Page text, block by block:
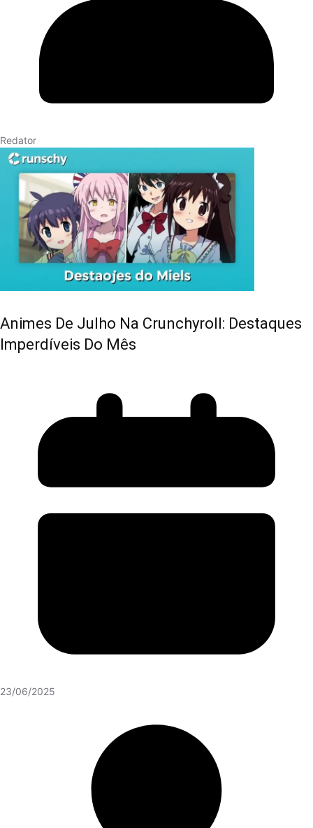
Redator
Animes De Julho Na Crunchyroll: Destaques
Imperdíveis Do Mês
23/06/2025